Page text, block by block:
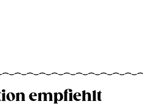
empfiehlt